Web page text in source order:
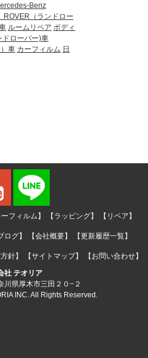
Benz
（ランドロー
ルームリペア ボディ
ローバー)車
車 カーフィルム 日
ーフィルム】 【ラッピング】 【リペア】
ログ】 【会社概要】 【更新履歴一覧】
針】 【サイトマップ】
【お問い合わせ】
社 テオリア
県厚木市三田２０−２
INC. All Rights Reserved.